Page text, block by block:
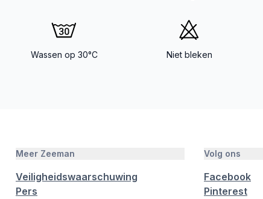
Wassen op 30°C Niet bleken
Meer Zeeman
Veiligheidswaarschuwing
Pers
Volg ons
Facebook
Pinterest